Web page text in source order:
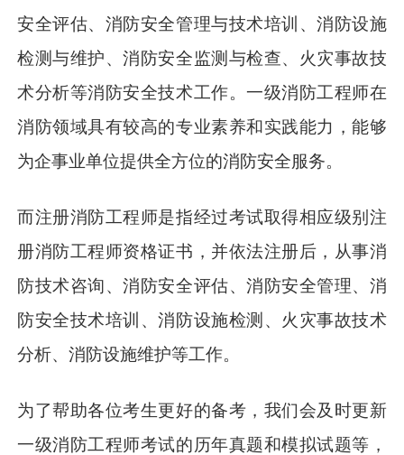
安全评估、消防安全管理与技术培训、消防设施
检测与维护、消防安全监测与检查、火灾事故技
术分析等消防安全技术工作。一级消防工程师在
消防领域具有较高的专业素养和实践能力，能够
为企事业单位提供全方位的消防安全服务。
而注册消防工程师是指经过考试取得相应级别注
册消防工程师资格证书，并依法注册后，从事消
防技术咨询、消防安全评估、消防安全管理、消
防安全技术培训、消防设施检测、火灾事故技术
分析、消防设施维护等工作。
为了帮助各位考生更好的备考，我们会及时更新
一级消防工程师考试的历年真题和模拟试题等，